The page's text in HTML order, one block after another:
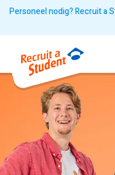
Personeel nodig? Recruit a